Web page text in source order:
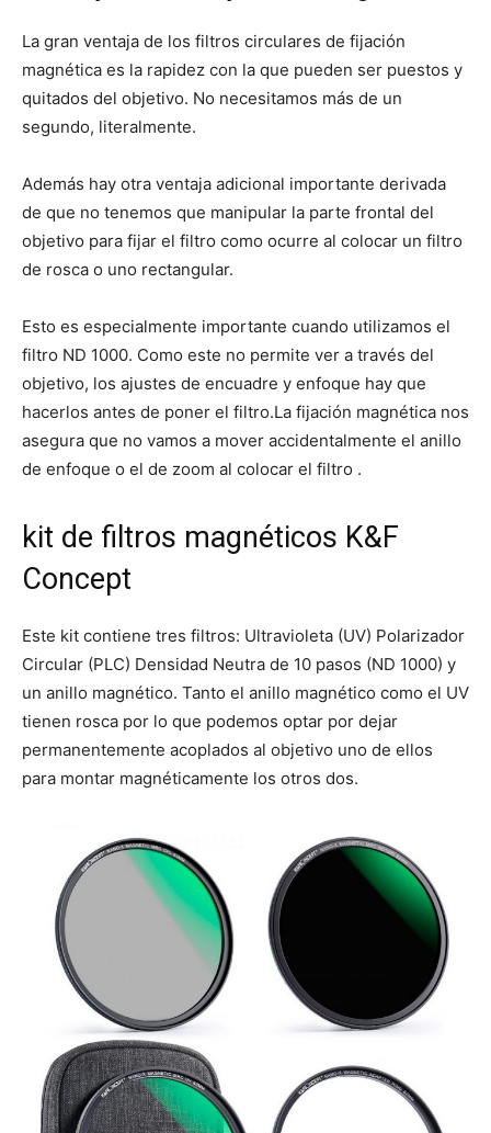
La gran ventaja de los filtros circulares de fijación
magnética es la rapidez con la que pueden ser puestos y
quitados del objetivo. No necesitamos más de un
segundo, literalmente.
Además hay otra ventaja adicional importante derivada
de que no tenemos que manipular la parte frontal del
objetivo para fijar el filtro como ocurre al colocar un filtro
de rosca o uno rectangular.
Esto es especialmente importante cuando utilizamos el
filtro ND 1000. Como este no permite ver a través del
objetivo, los ajustes de encuadre y enfoque hay que
hacerlos antes de poner el filtro.La fijación magnética nos
asegura que no vamos a mover accidentalmente el anillo
de enfoque o el de zoom al colocar el filtro .
kit de filtros magnéticos K&F
Concept
Este kit contiene tres filtros: Ultravioleta (UV) Polarizador
Circular (PLC) Densidad Neutra de 10 pasos (ND 1000) y
un anillo magnético. Tanto el anillo magnético como el UV
tienen rosca por lo que podemos optar por dejar
permanentemente acoplados al objetivo uno de ellos
para montar magnéticamente los otros dos.